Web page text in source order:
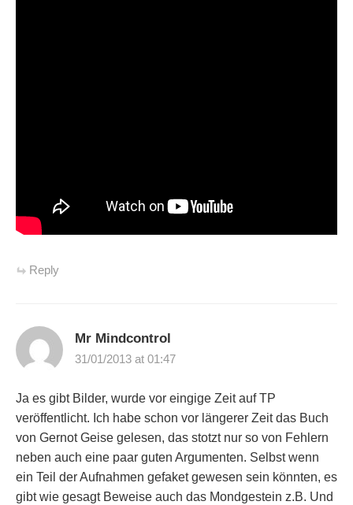
Reply
Mr Mindcontrol
31/01/2013 at 01:47
Ja es gibt Bilder, wurde vor eingige Zeit auf TP
veröffentlicht. Ich habe schon vor längerer Zeit das Buch
von Gernot Geise gelesen, das stotzt nur so von Fehlern
neben auch eine paar guten Argumenten. Selbst wenn
ein Teil der Aufnahmen gefaket gewesen sein könnten, es
gibt wie gesagt Beweise auch das Mondgestein z.B. Und